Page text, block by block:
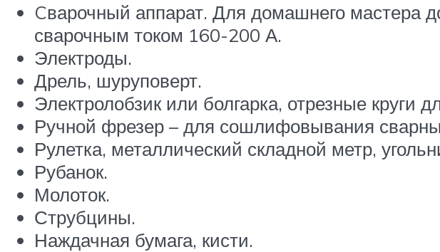
Cварочный аппарат. Для домашнего мастера
сварочным током 160-200 А.
Электроды.
Дрель, шуруповерт.
Электролобзик или болгарка, отрезные круги
Ручной фрезер – для сошлифовывания
Рулетка, металлический складной метр,
Рубанок.
Молоток.
Струбцины.
Наждачная бумага, кисти.